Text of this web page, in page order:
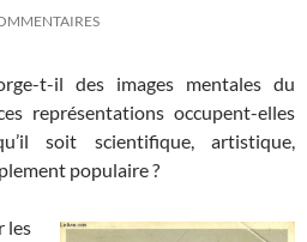
t-il des images mentales du
représentations occupent-elles
soit scientifique, artistique,
populaire ?
les